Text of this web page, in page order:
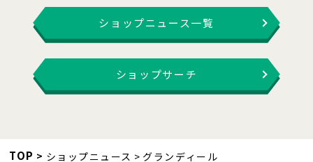
ショップニュース一覧
ショップサーチ
TOP ショップニュース グランディール